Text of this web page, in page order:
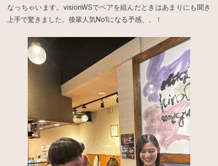
なっちゃいます。visionWSでペアを組んだときはあまりにも聞き
上手で驚きました。後輩人気No1になる予感、、！